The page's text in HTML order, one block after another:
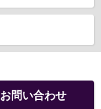
お問い合わせ